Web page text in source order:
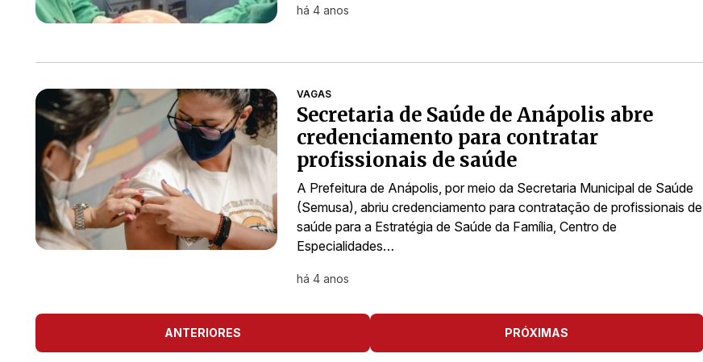
há 4 anos
VAGAS
Secretaria de Saúde de Anápolis abre
credenciamento para contratar
profissionais de saúde
A Prefeitura de Anápolis, por meio da Secretaria Municipal de Saúde
(Semusa), abriu credenciamento para contratação de profissionais de
saúde para a Estratégia de Saúde da Família, Centro de
Especialidades…
há 4 anos
ANTERIORES PRÓXIMAS